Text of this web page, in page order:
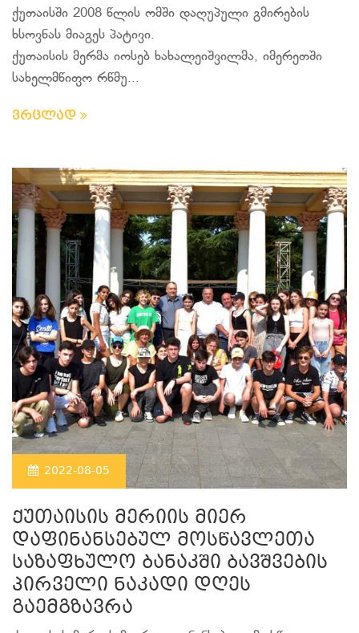
ქუთაისში 2008 წლის ომში დაღუპული გმირების
ხსოვნას მიაგეს პატივი.
ქუთაისის მერმა იოსებ ხახალეიშვილმა, იმერეთში
სახელმწიფო რწმუ...
ვრცლად
2022-08-05
ქუთაისის მერიის მიერ
დაფინანსებულ მოსწავლეთა
საზაფხულო ბანაკში ბავშვების
პირველი ნაკადი დღეს
გაემგზავრა